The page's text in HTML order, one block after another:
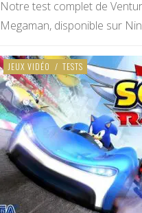
Notre test complet de
Megaman, disponible sur
JEUX VIDÉO / TESTS